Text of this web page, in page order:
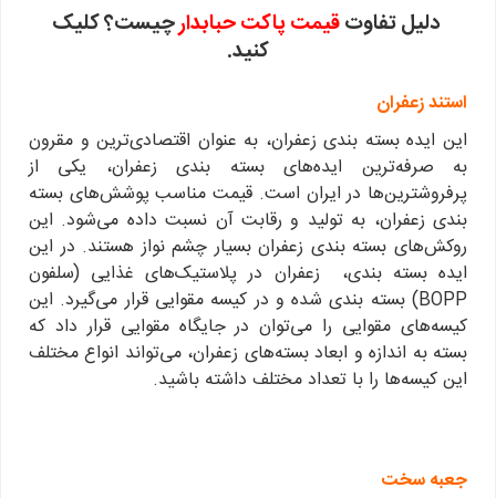
دلیل تفاوتقیمت پاکت حبابدارچیست؟ کلیک
کنید.
استند زعفران
این ایده بسته بندی زعفران، به عنوان اقتصادی‌ترین و مقرون
به صرفه‌ترین ایده‌های بسته بندی زعفران، یکی از
پرفروشترین‌ها در ایران است. قیمت مناسب پوشش‌های بسته
بندی زعفران، به تولید و رقابت آن نسبت داده می‌شود. این
روکش‌های بسته بندی زعفران بسیار چشم نواز هستند. در این
ایده بسته بندی، زعفران در پلاستیک‌های غذایی (سلفون
BOPP) بسته بندی شده و در کیسه مقوایی قرار می‌گیرد. این
کیسه‌های مقوایی را می‌توان در جایگاه مقوایی قرار داد که
بسته به اندازه و ابعاد بسته‌های زعفران، می‌تواند انواع مختلف
این کیسه‌ها را با تعداد مختلف داشته باشید.
جعبه سخت